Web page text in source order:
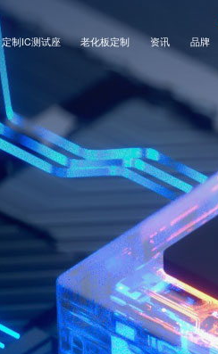
定制IC测试座 老化板定制 资讯 品牌